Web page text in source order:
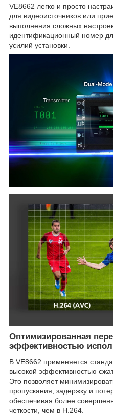
VE8662 легко и просто
для видеоисточников или
выполнения сложных
идентификационный номер
усилий установки.
Оптимизированная
эффективностью
В VE8662 применяется
высокой эффективностью
Это позволяет
пропускания, задержку и
обеспечивая более
четкости, чем в H.264.